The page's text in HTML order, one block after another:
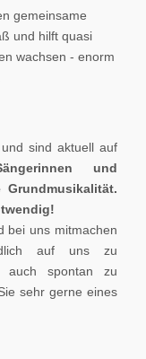
gemeinsame
und hilft quasi
wachsen - enorm
sind aktuell auf
und
bei uns mitmachen
auf uns zu
auch spontan zu
sehr gerne eines